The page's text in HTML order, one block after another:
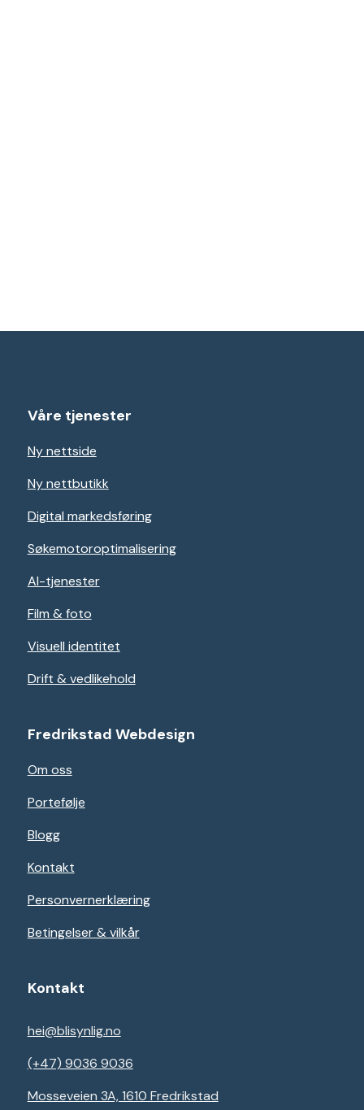
Våre tjenester
Ny nettside
Ny nettbutikk
Digital markedsføring
Søkemotoroptimalisering
AI-tjenester
Film & foto
Visuell identitet
Drift & vedlikehold
Fredrikstad Webdesign
Om oss
Portefølje
Blogg
Kontakt
Personvernerklæring
Betingelser & vilkår
Kontakt
hei@blisynlig.no
(+47) 9036 9036
Mosseveien 3A, 1610 Fredrikstad